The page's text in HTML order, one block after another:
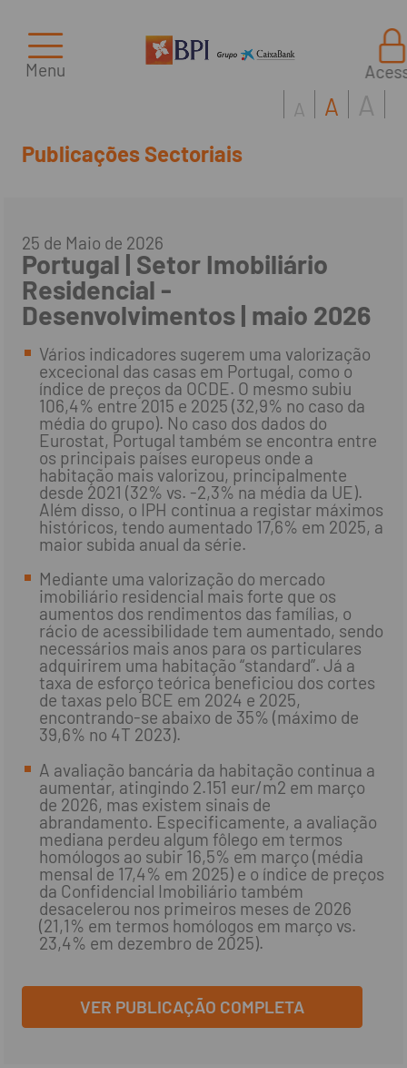
Menu
Publicações Sectoriais
A A A
25 de Maio de 2026
Portugal | Setor Imobiliário
Residencial -
Desenvolvimentos | maio 2026
Vários indicadores sugerem uma valorização
excecional das casas em Portugal, como o
índice de preços da OCDE. O mesmo subiu
106,4% entre 2015 e 2025 (32,9% no caso da
média do grupo). No caso dos dados do
Eurostat, Portugal também se encontra entre
os principais países europeus onde a
habitação mais valorizou, principalmente
desde 2021 (32% vs. -2,3% na média da UE).
Além disso, o IPH continua a registar máximos
históricos, tendo aumentado 17,6% em 2025, a
maior subida anual da série.
Mediante uma valorização do mercado
imobiliário residencial mais forte que os
aumentos dos rendimentos das famílias, o
rácio de acessibilidade tem aumentado, sendo
necessários mais anos para os particulares
adquirirem uma habitação “standard”. Já a
taxa de esforço teórica beneficiou dos cortes
de taxas pelo BCE em 2024 e 2025,
encontrando-se abaixo de 35% (máximo de
39,6% no 4T 2023).
A avaliação bancária da habitação continua a
aumentar, atingindo 2.151 eur/m2 em março
de 2026, mas existem sinais de
abrandamento. Especificamente, a avaliação
mediana perdeu algum fôlego em termos
homólogos ao subir 16,5% em março (média
mensal de 17,4% em 2025) e o índice de preços
da Confidencial Imobiliário também
desacelerou nos primeiros meses de 2026
(21,1% em termos homólogos em março vs.
23,4% em dezembro de 2025).
VER PUBLICAÇÃO COMPLETA